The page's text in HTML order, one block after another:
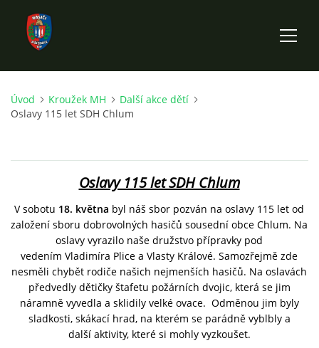
ÚVOD
VÝKONNÝ VÝBOR SBORU
DOKUMENTY
VÝJEZDOVÁ JEDNOTKA
FOTOGALERIE
Úvod Kroužek MH
Další akce dětí
Oslavy 115 let SDH Chlum
Oslavy 115 let SDH Chlum
V sobotu 18. května byl náš sbor pozván na oslavy 115 let od
založení sboru dobrovolných hasičů sousední obce Chlum. Na
oslavy vyrazilo naše družstvo přípravky pod
vedením Vladimíra Plice a Vlasty Králové. Samozřejmě zde
nesměli chybět rodiče našich nejmenších hasičů. Na oslavách
předvedly dětičky štafetu požárních dvojic, která se jim
náramně vyvedla a sklidily velké ovace. Odměnou jim byly
sladkosti, skákací hrad, na kterém se parádně vyblbly a
další aktivity, které si mohly vyzkoušet.